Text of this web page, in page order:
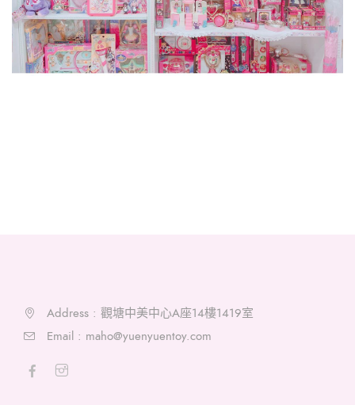
Address : 觀塘中美中心A座14樓1419室
Email : maho@yuenyuentoy.com